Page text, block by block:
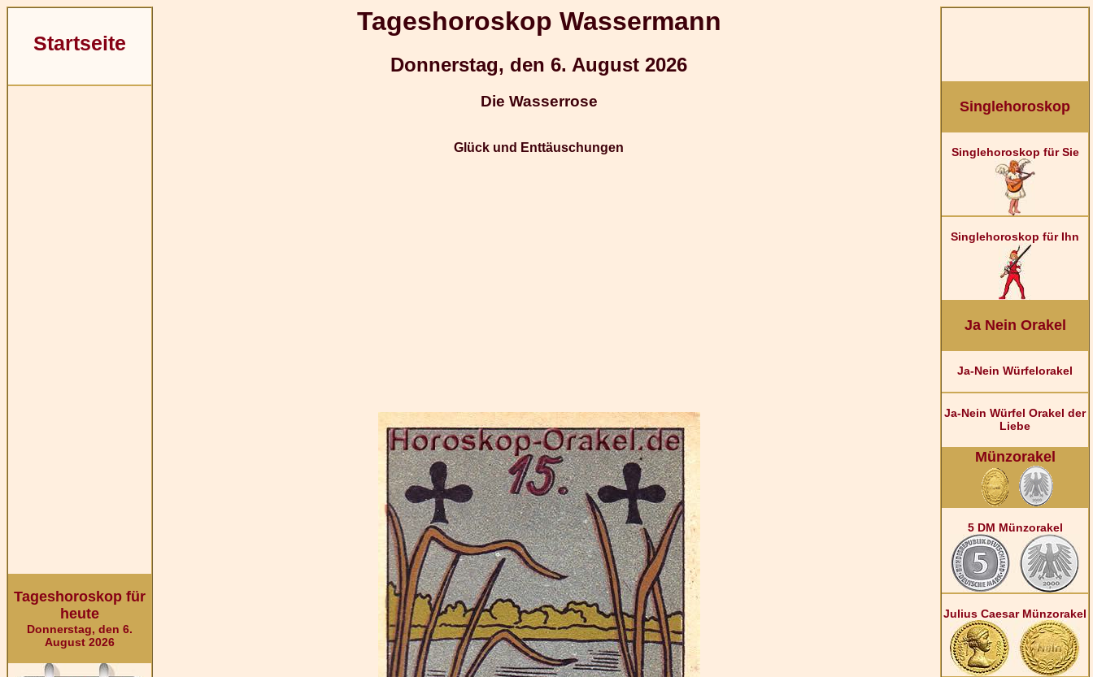
Startseite
Tageshoroskop für
heute
Donnerstag, den 6.
August 2026
Tageshoroskop Wassermann
Donnerstag, den 6. August 2026
Die Wasserrose
Glück und Enttäuschungen
Singlehoroskop
Singlehoroskop für Sie
Singlehoroskop für Ihn
Ja Nein Orakel
Ja-Nein Würfelorakel
Ja-Nein Würfel Orakel der
Liebe
Münzorakel
5 DM Münzorakel
Julius Caesar Münzorakel